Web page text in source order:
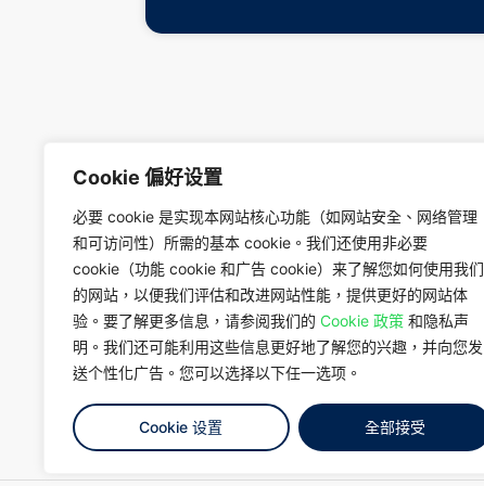
Cookie 偏好设置
必要 cookie 是实现本网站核心功能（如网站安全、网络管理
和可访问性）所需的基本 cookie。我们还使用非必要
cookie（功能 cookie 和广告 cookie）来了解您如何使用我们
的网站，以便我们评估和改进网站性能，提供更好的网站体
验。要了解更多信息，请参阅我们的 Cookie 政策 和隐私声
明。我们还可能利用这些信息更好地了解您的兴趣，并向您发
送个性化广告。您可以选择以下任一选项。
Cookie 设置 全部接受
聯絡我們